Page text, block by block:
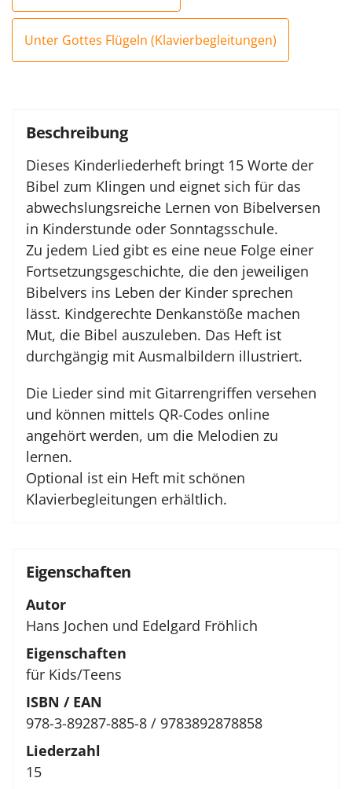
Unter Gottes Flügeln (Klavierbegleitungen)
Beschreibung
Dieses Kinderliederheft bringt 15 Worte der
Bibel zum Klingen und eignet sich für das
abwechslungsreiche Lernen von Bibelversen
in Kinderstunde oder Sonntagsschule.
Zu jedem Lied gibt es eine neue Folge einer
Fortsetzungsgeschichte, die den jeweiligen
Bibelvers ins Leben der Kinder sprechen
lässt. Kindgerechte Denkanstöße machen
Mut, die Bibel auszuleben. Das Heft ist
durchgängig mit Ausmalbildern illustriert.
Die Lieder sind mit Gitarrengriffen versehen
und können mittels QR-Codes online
angehört werden, um die Melodien zu
lernen.
Optional ist ein Heft mit schönen
Klavierbegleitungen erhältlich.
Eigenschaften
Autor
Hans Jochen und Edelgard Fröhlich
Eigenschaften
für Kids/Teens
ISBN / EAN
978-3-89287-885-8 / 9783892878858
Liederzahl
15